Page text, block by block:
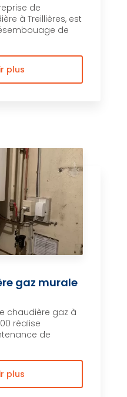
de
à Treillières, est
de
plus
gaz murale
chaudière gaz à
réalise
de
plus